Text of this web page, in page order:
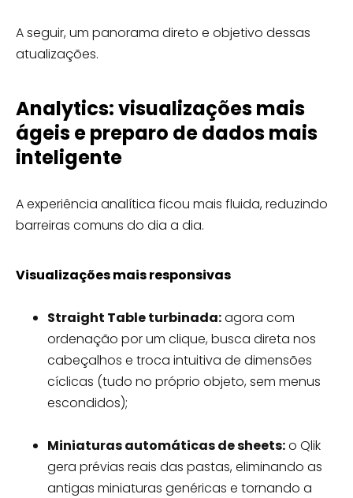
A seguir, um panorama direto e objetivo dessas
atualizações.
Analytics: visualizações mais
ágeis e preparo de dados mais
inteligente
A experiência analítica ficou mais fluida, reduzindo
barreiras comuns do dia a dia.
Visualizações mais responsivas
Straight Table turbinada:agora com
ordenação por um clique, busca direta nos
cabeçalhos e troca intuitiva de dimensões
cíclicas (tudo no próprio objeto, sem menus
escondidos);
Miniaturas automáticas de sheets:o Qlik
gera prévias reais das pastas, eliminando as
antigas miniaturas genéricas e tornando a